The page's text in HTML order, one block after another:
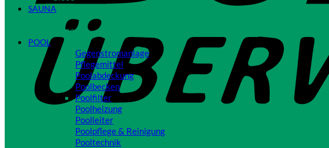
SAUNA
Close
POOL
Gegenstromanlage
Pflegemittel
Poolabdeckung
Poolbecken
Poolfilter
Poolheizung
Poolleiter
Poolpflege & Reinigung
Pooltechnik